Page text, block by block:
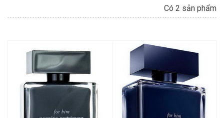
Có 2 sản phẩm